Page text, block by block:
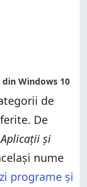
de
De
Aplicații și
nume
programe și